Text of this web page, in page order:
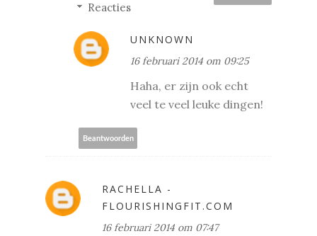
Reacties
UNKNOWN
16 februari 2014 om 09:25
Haha, er zijn ook echt
veel te veel leuke dingen!
Beantwoorden
RACHELLA -
FLOURISHINGFIT.COM
16 februari 2014 om 07:47